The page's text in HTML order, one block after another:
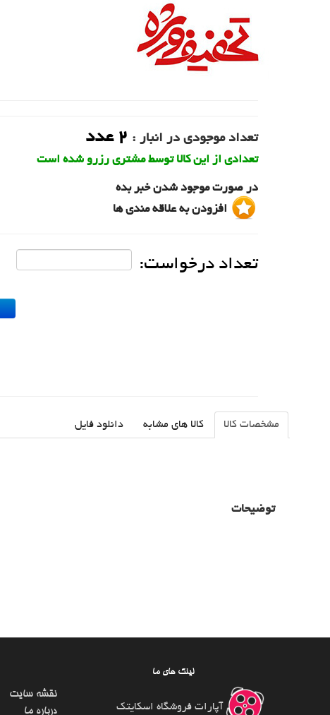
تعداد موجودی در انبار : 2 عدد
تعدادی از این کالا توسط مشتری رزرو شده است
در صورت موجود شدن خبر بده
افزودن به علاقه مندی ها
تعداد درخواست:
مشخصات کالا کالا های مشابه دانلود فایل
توضیحات
نقشه سایت
درباره ما
لینک های ما
آپارات فروشگاه اسکایتک